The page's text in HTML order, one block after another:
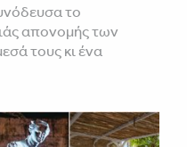
το
απονομής των
τους κι ένα